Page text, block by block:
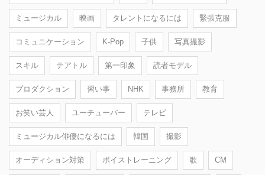
ミュージカル 映画 タレントになるには 緊張克服
コミュニケーション K-Pop 子供 写真撮影
スキル テアトル 第一印象 読者モデル
プロダクション 習い事 NHK 事務所 教育
お笑い芸人 ユーチューバー テレビ
ミュージカル俳優になるには 韓国 撮影
オーディション対策 ボイストレーニング 歌 CM